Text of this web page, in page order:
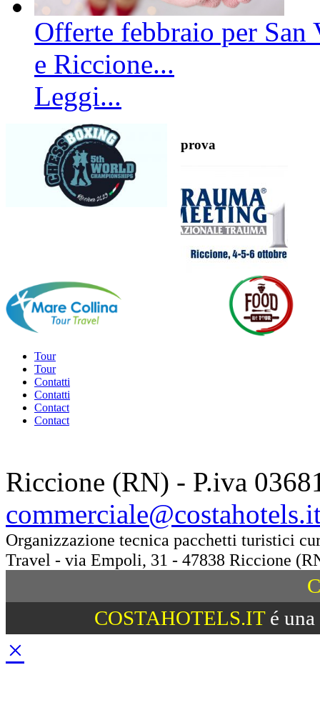
Offerte febbraio per
e Riccione...
Leggi...
prova
Tour
Tour
Contatti
Contatti
Contact
Contact
Riccione (RN) - P.iva
Organizzazione tecnica pacchetti turistici
Travel - via Empoli, 31 - 47838 Riccione
COSTAHOTELS.ITé una
×